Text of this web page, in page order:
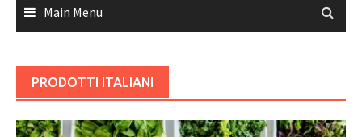
Main Menu
PRODOTTI ITALIANI